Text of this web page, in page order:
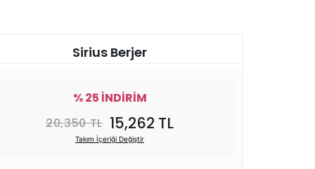
Sirius Berjer
% 25 İNDİRİM
20,350 TL 15,262 TL
Takım İçeriği Değiştir